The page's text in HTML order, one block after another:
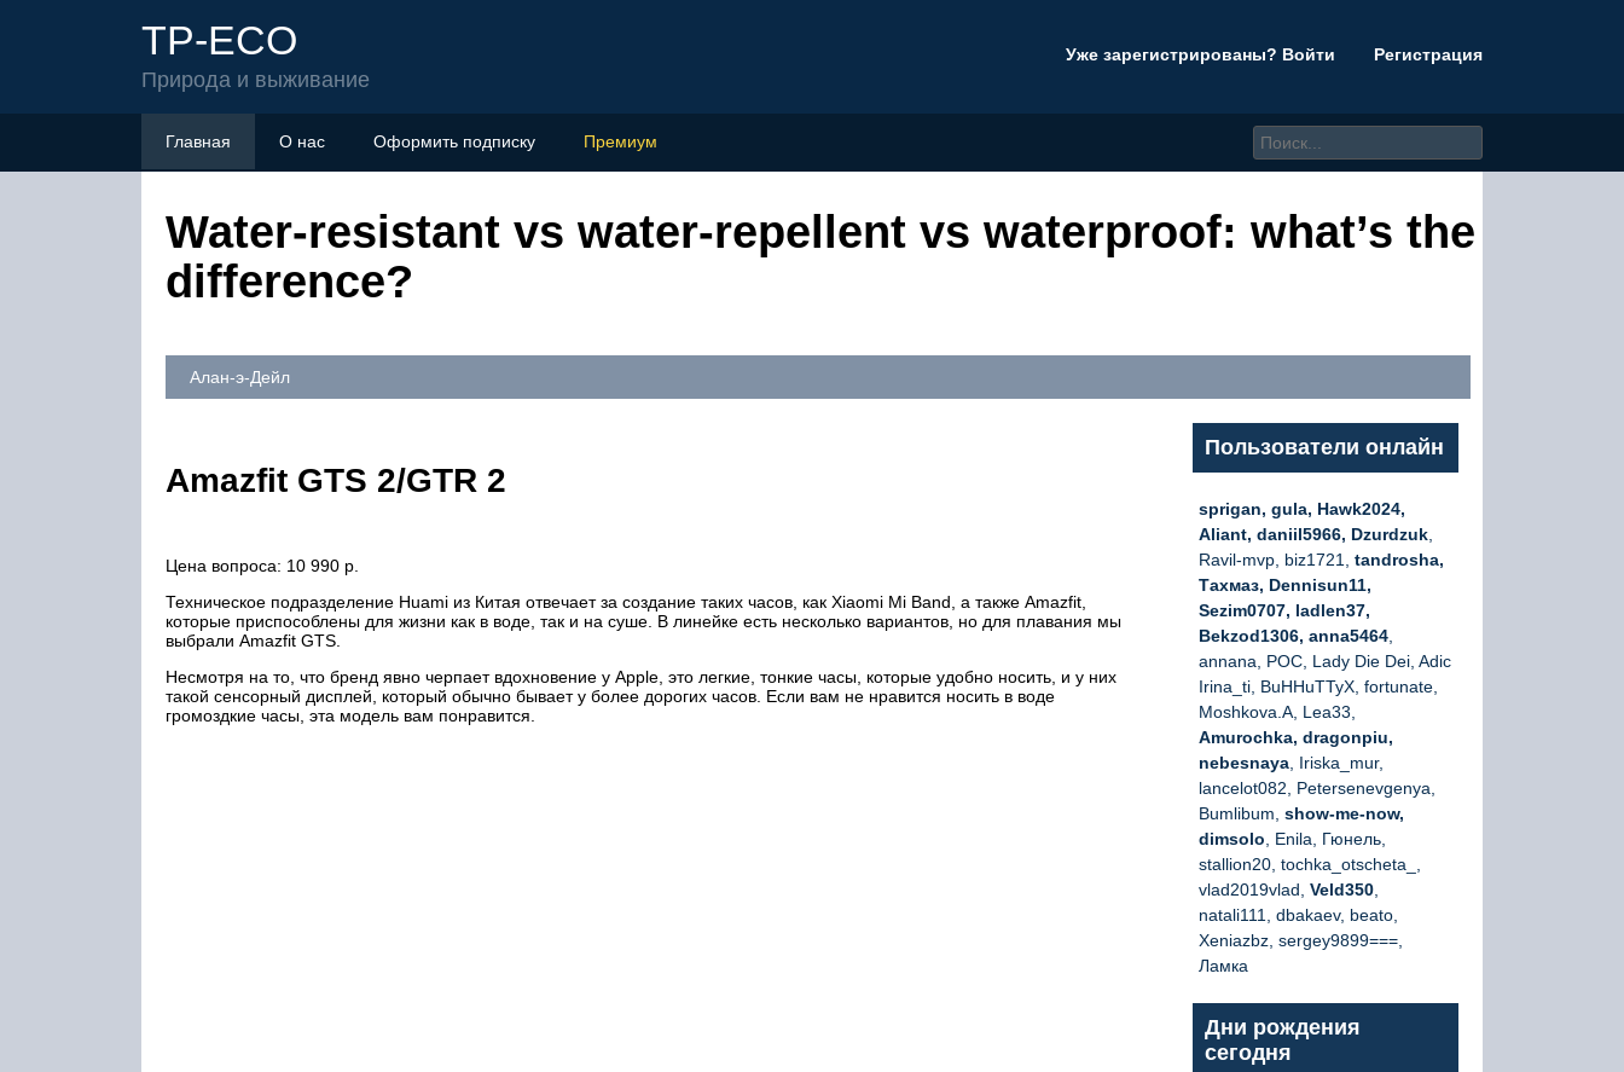
TP-ECO
Природа и выживание
Уже зарегистрированы? Войти Регистрация
Главная О нас Оформить подписку Премиум
Water-resistant vs water-repellent vs waterproof: what’s the
difference?
Алан-э-Дейл
Amazfit GTS 2/GTR 2
Цена вопроса: 10 990 р.
Техническое подразделение Huami из Китая отвечает за создание таких часов, как Xiaomi Mi Band, а также Amazfit,
которые приспособлены для жизни как в воде, так и на суше. В линейке есть несколько вариантов, но для плавания мы
выбрали Amazfit GTS.
Несмотря на то, что бренд явно черпает вдохновение у Apple, это легкие, тонкие часы, которые удобно носить, и у них
такой сенсорный дисплей, который обычно бывает у более дорогих часов. Если вам не нравится носить в воде
громоздкие часы, эта модель вам понравится.
Пользователи онлайн
sprigan, gula, Hawk2024,
Aliant, daniil5966, Dzurdzuk
Ravil-mvp, biz1721, tandrosha,
Тахмаз, Dennisun11,
Sezim0707, ladlen37,
Bekzod1306, anna5464
annana, РОС, Lady Die Dei, Adic
Irina_ti, BuHHuTTyX, fortunate,
Moshkova.A, Lea33,
Amurochka, dragonpiu,
nebesnaya , Iriska_mur,
lancelot082, Petersenevgenya,
Bumlibum, show-me-now,
dimsolo , Enila, Гюнель,
stallion20, tochka_otscheta_,
vlad2019vlad, Veld350
natali111, dbakaev, beato,
Xeniazbz, sergey9899===,
Ламка
Дни рождения
сегодня